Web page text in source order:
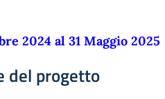
2024 al 31 Maggio 2025
del progetto